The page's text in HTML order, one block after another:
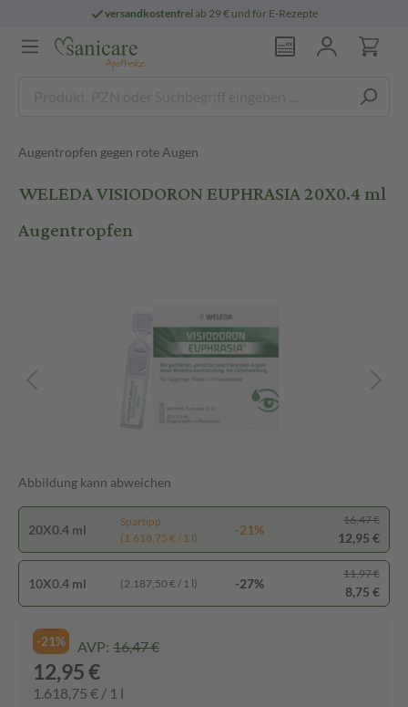
versandkostenfreiab 29 € und für E-Rezepte
Augentropfen gegen rote Augen
WELEDA VISIODORON EUPHRASIA 20X0.4 ml
Augentropfen
Abbildung kann abweichen
20X0.4 ml
Spartipp
(1.618,75 € / 1 l)
-21%
16,47 €
12,95 €
10X0.4 ml (2.187,50 € / 1 l) -27%
11,97 €
8,75 €
-21% AVP: 16,47 €
12,95 €
1.618,75 € / 1 l